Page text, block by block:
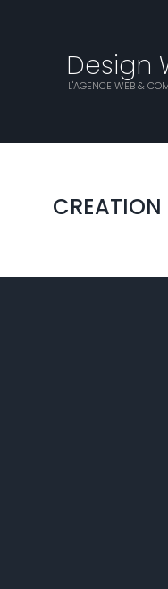
Design
L'AGENCE WEB &
CREATION